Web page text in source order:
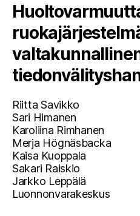
Riitta Savikko
Sari Himanen
Karoliina Rimhanen
Merja Högnäsbacka
Kaisa Kuoppala
Sakari Raiskio
Jarkko Leppälä
Luonnonvarakeskus